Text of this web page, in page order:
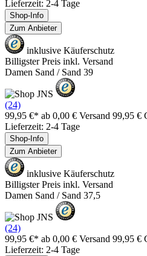
Lieferzeit: 2-4 Tage
Shop-Info
Zum Anbieter
inklusive Käuferschutz
Billigster Preis inkl. Versand
Damen Sand / Sand 39
(24)
99,95 €* ab 0,00 € Versand 99,95 €
Lieferzeit: 2-4 Tage
Shop-Info
Zum Anbieter
inklusive Käuferschutz
Billigster Preis inkl. Versand
Damen Sand / Sand 37,5
(24)
99,95 €* ab 0,00 € Versand 99,95 €
Lieferzeit: 2-4 Tage